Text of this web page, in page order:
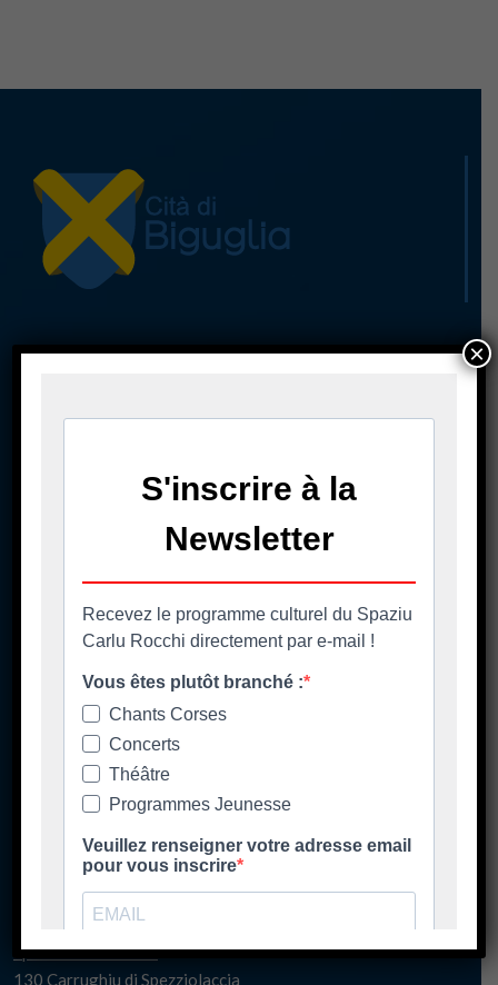
A casa cumuna
Pè chjama ci - Contact
04 95 58 98 58
casacumuna@biguglia.corsica
Tenite vi à capu - Restez au courant
Ore di apertura
Les horaires d'ouverture
Spaziu Carlu Rocchi
130 Carrughju di Spezziolaccia
×